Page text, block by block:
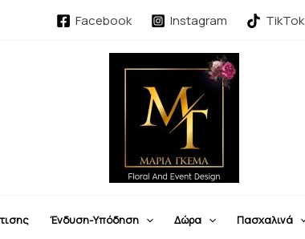
Facebook Instagram TikTok
Ένδυση-Υπόδηση Δώρα Πασχαλινά
by
latest